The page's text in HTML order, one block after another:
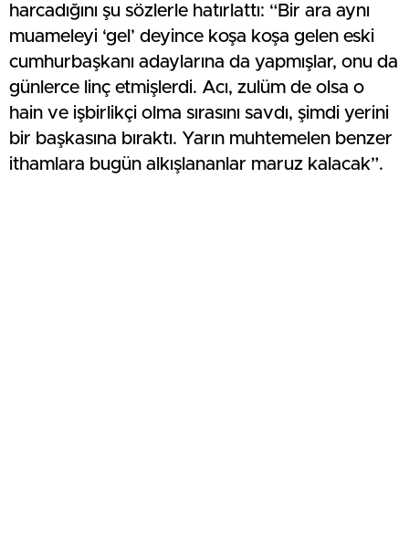
harcadığını şu sözlerle hatırlattı: “Bir ara aynı
muameleyi ‘gel’ deyince koşa koşa gelen eski
cumhurbaşkanı adaylarına da yapmışlar, onu da
günlerce linç etmişlerdi. Acı, zulüm de olsa o
hain ve işbirlikçi olma sırasını savdı, şimdi yerini
bir başkasına bıraktı. Yarın muhtemelen benzer
ithamlara bugün alkışlananlar maruz kalacak”.